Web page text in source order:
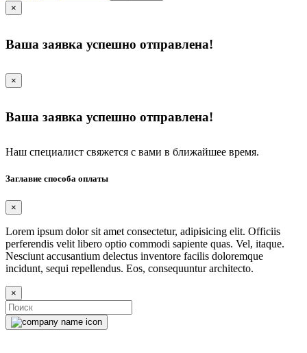
×
Ваша заявка успешно отправлена!
×
Ваша заявка успешно отправлена!
Наш специалист свяжется с вами в ближайшее время.
Заглавие способа оплаты
×
Lorem ipsum dolor sit amet consectetur, adipisicing elit. Officiis
perferendis velit libero optio commodi sapiente quas. Vel, itaque.
Nesciunt accusantium delectus inventore facilis doloremque
incidunt, sequi repellendus. Eos, consequuntur architecto.
×